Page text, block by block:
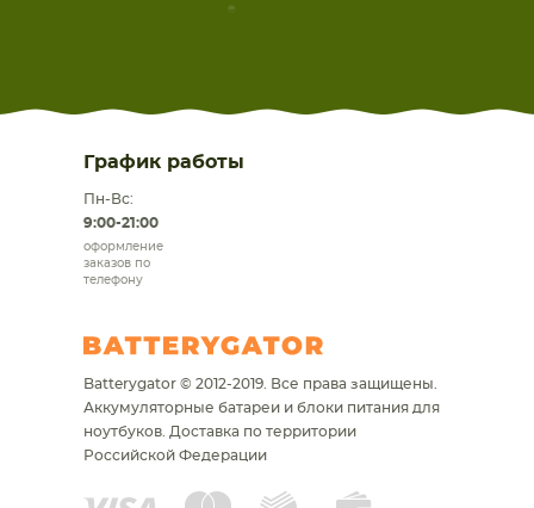
График работы
Пн-Вс:
9:00-21:00
оформление
заказов по
телефону
Batterygator © 2012-2019. Все права защищены.
Аккумуляторные батареи и блоки питания для
ноутбуков. Доставка по территории
Российской Федерации